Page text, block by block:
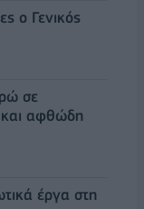
ο Γενικός
σε
και αφθώδη
έργα στη